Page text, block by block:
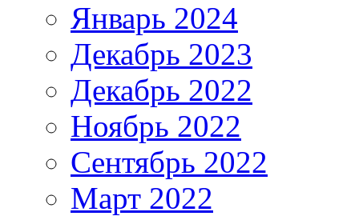
Январь 2024
Декабрь 2023
Декабрь 2022
Ноябрь 2022
Сентябрь 2022
Март 2022